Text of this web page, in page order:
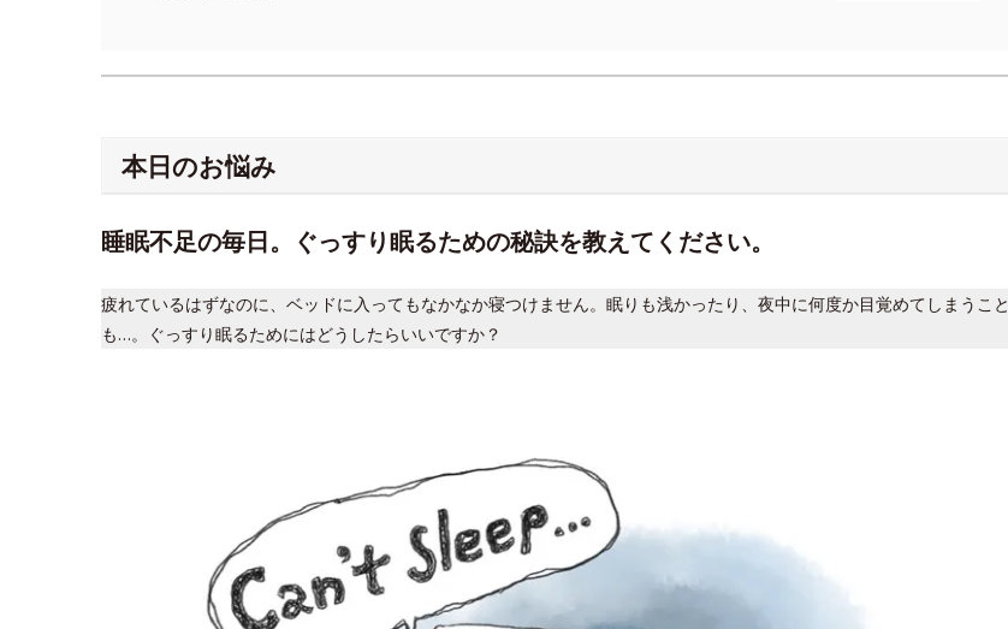
本日のお悩み
睡眠不足の毎日。ぐっすり眠るための秘訣を教えてください。
疲れているはずなのに、ベッドに入ってもなかなか寝つけません。眠りも浅かったり、夜中に何度か目覚めてしまうこと
も…。ぐっすり眠るためにはどうしたらいいですか？